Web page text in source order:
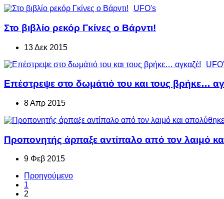
UFO's
Στο βιβλίο ρεκόρ Γκίνες ο Βάρντι!
13 Δεκ 2015
Επέστρεψε στο δωμάτιό του και τους βρήκε…
8 Απρ 2015
Προπονητής άρπαξε αντίπαλο από τον λαιμό
9 Φεβ 2015
Προηγούμενο
1
2